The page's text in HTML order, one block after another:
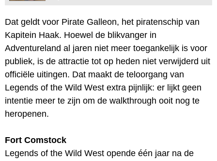
Dat geldt voor Pirate Galleon, het piratenschip van
Kapitein Haak. Hoewel de blikvanger in
Adventureland al jaren niet meer toegankelijk is voor
publiek, is de attractie tot op heden niet verwijderd uit
officiële uitingen. Dat maakt de teloorgang van
Legends of the Wild West extra pijnlijk: er lijkt geen
intentie meer te zijn om de walkthrough ooit nog te
heropenen.
Fort Comstock
Legends of the Wild West opende één jaar na de